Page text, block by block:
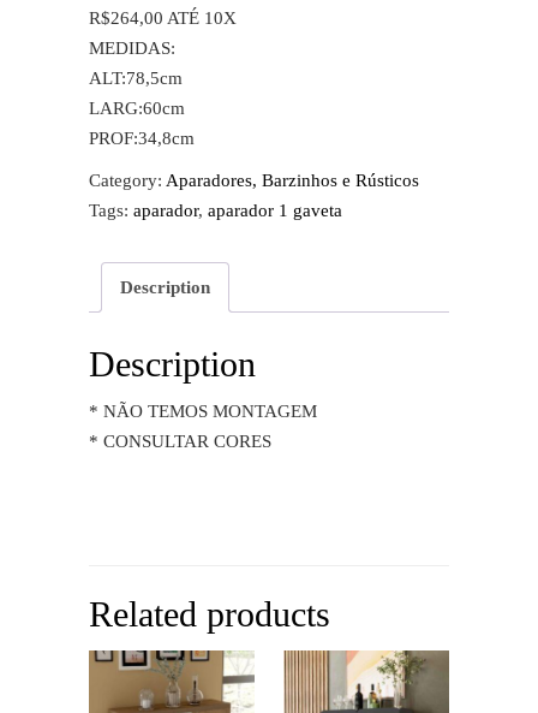
R$264,00 ATÉ 10X
MEDIDAS:
ALT:78,5cm
LARG:60cm
PROF:34,8cm
Category: Aparadores, Barzinhos e Rústicos
Tags: aparador, aparador 1 gaveta
Description
Description
* NÃO TEMOS MONTAGEM
* CONSULTAR CORES
Related products